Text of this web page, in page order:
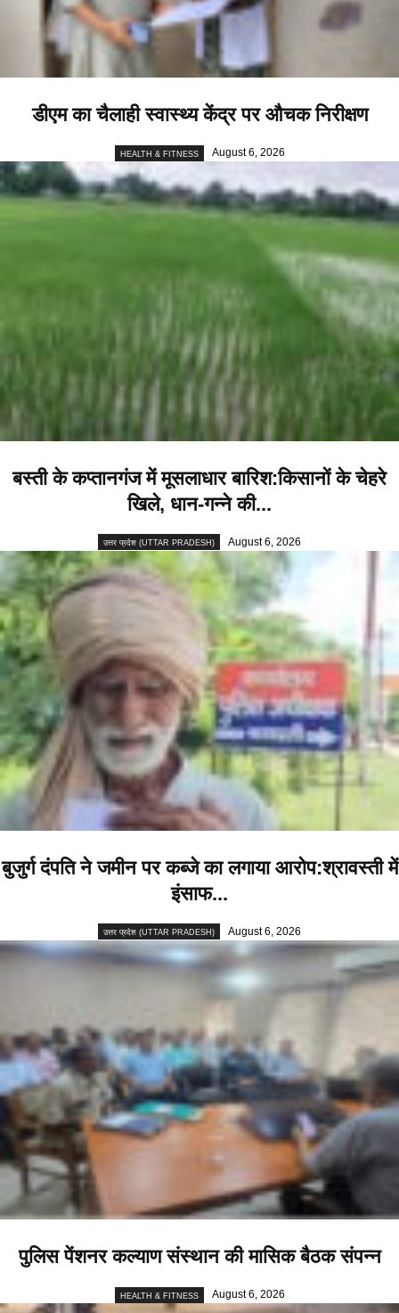
डीएम का चैलाही स्वास्थ्य केंद्र पर औचक निरीक्षण
HEALTH & FITNESS August 6, 2026
बस्ती के कप्तानगंज में मूसलाधार बारिश:किसानों के चेहरे
खिले, धान-गन्ने की...
उत्तर प्रदेश (UTTAR PRADESH) August 6, 2026
बुजुर्ग दंपति ने जमीन पर कब्जे का लगाया आरोप:श्रावस्ती में
इंसाफ...
उत्तर प्रदेश (UTTAR PRADESH) August 6, 2026
पुलिस पेंशनर कल्याण संस्थान की मासिक बैठक संपन्न
HEALTH & FITNESS August 6, 2026